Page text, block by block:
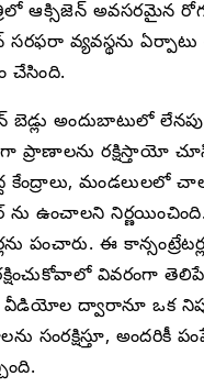
ఆక్సిజెన్ అవసరమైన
వ్యవస్థను
చేసింది.
బెడ్లు అందుబాటులో
ప్రాణాలను రక్షిస్తాయో
కేంద్రాలు, మండలులలో
ను ఉంచాలని
పంచారు. ఈ
వివరంగా
వీడియోల ద్వారానూ ఒక
సంరక్షిస్తూ, అందరికీ